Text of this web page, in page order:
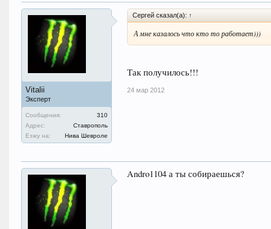
Vitalii
Эксперт
Сообщения:
310
Адрес:
Ставрополь
Езжу на:
Нива Шевроле
Сергей сказал(а): ↑
А мне казалось что кто то работает)))
Так получилось!!!
24 мар 2012
Andro1104 а ты собираешься?